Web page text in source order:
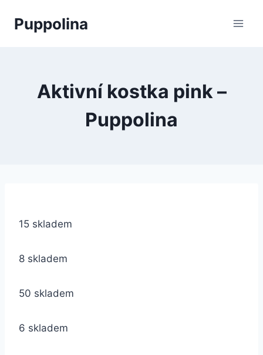
Puppolina
Aktivní kostka pink –
Puppolina
15 skladem
8 skladem
50 skladem
6 skladem